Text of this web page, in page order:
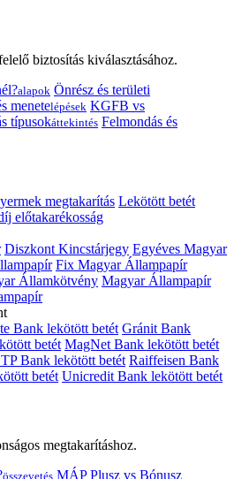
biztosítás kiválasztásához.
alapok Önrész és területi
menetelépések KGFB vs
típusokáttekintés Felmondás és
megtakarítás Lekötött betét
előtakarékosság
Diszkont Kincstárjegy Egyéves Magyar
Fix Magyar Állampapír
Államkötvény Magyar Állampapír
Bank lekötött betét Gránit Bank
betét MagNet Bank lekötött betét
Bank lekötött betét Raiffeisen Bank
betét Unicredit Bank lekötött betét
megtakarításhoz.
összevetés MÁP Plusz vs Bónusz